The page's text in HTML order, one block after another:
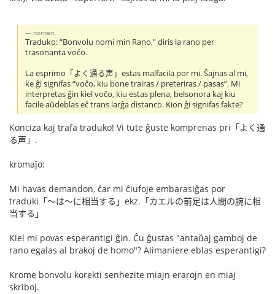
nornen:
Traduko: “Bonvolu nomi min Rano,” diris la rano per
trasonanta voĉo.
La esprimo「よく通る声」estas malfacila por mi. Ŝajnas al mi,
ke ĝi signifas “voĉo, kiu bone trairas / preteriras / pasas”. Mi
interpretas ĝin kiel voĉo, kiu estas plena, belsonora kaj kiu
facile aŭdeblas eĉ trans larĝa distanco. Kion ĝi signifas fakte?
Konciza kaj trafa traduko! Vi tute ĝuste komprenas pri「よく通
る声」.
kromaĵo:
Mi havas demandon, ĉar mi ĉiufoje embarasiĝas por
traduki「〜は〜に相当する」ekz.「カエルの前足は人間の腕に相
当する」
Kiel mi povas esperantigi ĝin. Ĉu ĝustas "antaŭaj gamboj de
rano egalas al brakoj de homo"? Alimaniere eblas esperantigi?
Krome bonvolu korekti senhezite miajn erarojn en miaj
skriboj.